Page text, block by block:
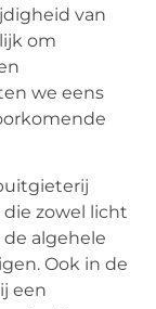
van
om
we eens
zowel licht
de algehele
Ook in de
een